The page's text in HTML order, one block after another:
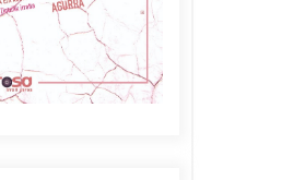
eskutik